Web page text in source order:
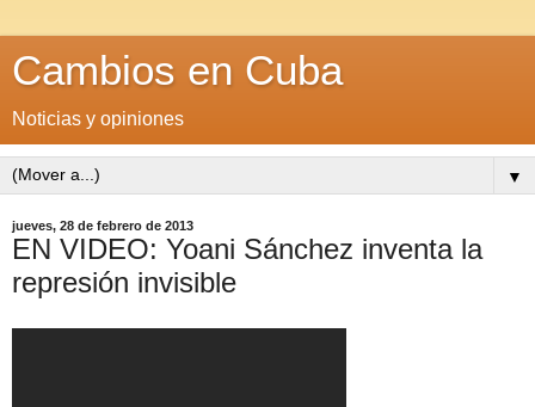
Cambios en Cuba
Noticias y opiniones
▼
jueves, 28 de febrero de 2013
EN VIDEO: Yoani Sánchez inventa la
represión invisible